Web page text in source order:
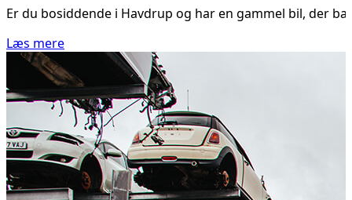
Er du bosiddende i Havdrup og har en gammel bil, der
Læs mere